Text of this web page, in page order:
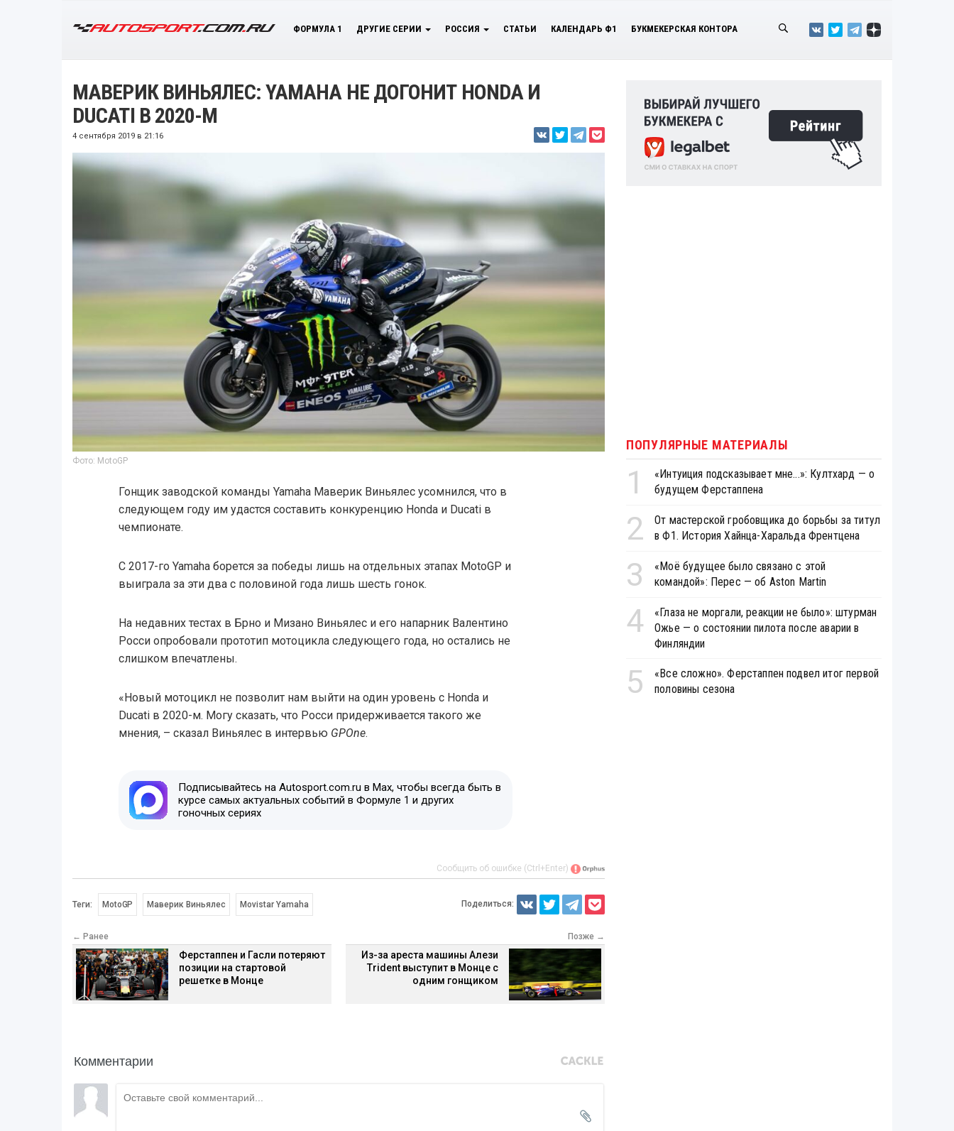
ФОРМУЛА 1 ДРУГИЕ СЕРИИ РОССИЯ СТАТЬИ КАЛЕНДАРЬ Ф1 БУКМЕКЕРСКАЯ КОНТОРА
МАВЕРИК ВИНЬЯЛЕС: YAMAHA НЕ ДОГОНИТ HONDA И
DUCATI В 2020-М
4 сентября 2019 в 21:16
Фото: MotoGP
Гонщик заводской команды Yamaha Маверик Виньялес усомнился, что в
следующем году им удастся составить конкуренцию Honda и Ducati в
чемпионате.
С 2017-го Yamaha борется за победы лишь на отдельных этапах MotoGP и
выиграла за эти два с половиной года лишь шесть гонок.
На недавних тестах в Брно и Мизано Виньялес и его напарник Валентино
Росси опробовали прототип мотоцикла следующего года, но остались не
слишком впечатлены.
«Новый мотоцикл не позволит нам выйти на один уровень с Honda и
Ducati в 2020-м. Могу сказать, что Росси придерживается такого же
мнения, – сказал Виньялес в интервью GPOne.
Подписывайтесь на Autosport.com.ru в Max, чтобы всегда быть в
курсе самых актуальных событий в Формуле 1 и других
гоночных сериях
Сообщить об ошибке (Ctrl+Enter)
Теги: MotoGP Маверик Виньялес Movistar Yamaha Поделиться:
← Ранее
Ферстаппен и Гасли потеряют
позиции на стартовой
решетке в Монце
Позже →
Из-за ареста машины Алези
Trident выступит в Монце с
одним гонщиком
Комментарии
ПОПУЛЯРНЫЕ МАТЕРИАЛЫ
1
«Интуиция подсказывает мне...»: Култхард — о
будущем Ферстаппена
2
От мастерской гробовщика до борьбы за титул
в Ф1. История Хайнца-Харальда Френтцена
3
«Моё будущее было связано с этой
командой»: Перес — об Aston Martin
4
«Глаза не моргали, реакции не было»: штурман
Ожье — о состоянии пилота после аварии в
Финляндии
5
«Все сложно». Ферстаппен подвел итог первой
половины сезона